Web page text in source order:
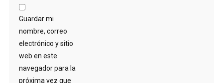
Guardar mi
nombre, correo
electrónico y sitio
web en este
navegador para la
próxima vez que